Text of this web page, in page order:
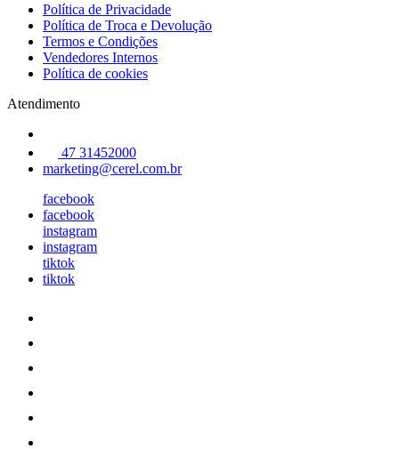
Política de Privacidade
Política de Troca e Devolução
Termos e Condições
Vendedores Internos
Política de cookies
Atendimento
47 31452000
marketing@cerel.com.br
facebook
facebook
instagram
instagram
tiktok
tiktok